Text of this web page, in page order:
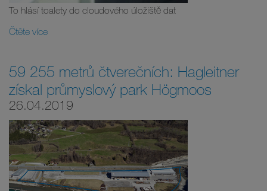
To hlásí toalety do cloudového úložiště dat
Čtěte více
59 255 metrů čtverečních: Hagleitner
získal průmyslový park Högmoos
26.04.2019